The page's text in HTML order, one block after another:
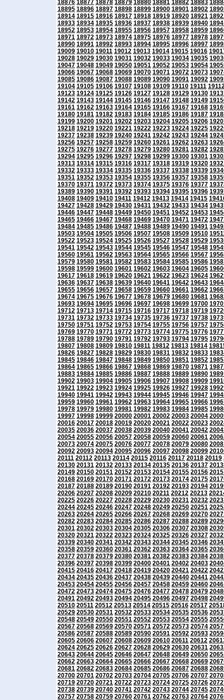
18876 18877 18878 18879 18880 18881 18882 18883
18895 18896 18897 18898 18899 18900 18901 18902
18914 18915 18916 18917 18918 18919 18920 18921
18933 18934 18935 18936 18937 18938 18939 18940
18952 18953 18954 18955 18956 18957 18958 18959
18971 18972 18973 18974 18975 18976 18977 18978
18990 18991 18992 18993 18994 18995 18996 18997
19009 19010 19011 19012 19013 19014 19015 19016
19028 19029 19030 19031 19032 19033 19034 19035
19047 19048 19049 19050 19051 19052 19053 19054
19066 19067 19068 19069 19070 19071 19072 19073
19085 19086 19087 19088 19089 19090 19091 19092
19104 19105 19106 19107 19108 19109 19110 19111
19123 19124 19125 19126 19127 19128 19129 19130
19142 19143 19144 19145 19146 19147 19148 19149
19161 19162 19163 19164 19165 19166 19167 19168
19180 19181 19182 19183 19184 19185 19186 19187
19199 19200 19201 19202 19203 19204 19205 19206
19218 19219 19220 19221 19222 19223 19224 19225
19237 19238 19239 19240 19241 19242 19243 19244
19256 19257 19258 19259 19260 19261 19262 19263
19275 19276 19277 19278 19279 19280 19281 19282
19294 19295 19296 19297 19298 19299 19300 19301
19313 19314 19315 19316 19317 19318 19319 19320
19332 19333 19334 19335 19336 19337 19338 19339
19351 19352 19353 19354 19355 19356 19357 19358
19370 19371 19372 19373 19374 19375 19376 19377
19389 19390 19391 19392 19393 19394 19395 19396
19408 19409 19410 19411 19412 19413 19414 19415
19427 19428 19429 19430 19431 19432 19433 19434
19446 19447 19448 19449 19450 19451 19452 19453
19465 19466 19467 19468 19469 19470 19471 19472
19484 19485 19486 19487 19488 19489 19490 19491
19503 19504 19505 19506 19507 19508 19509 19510
19522 19523 19524 19525 19526 19527 19528 19529
19541 19542 19543 19544 19545 19546 19547 19548
19560 19561 19562 19563 19564 19565 19566 19567
19579 19580 19581 19582 19583 19584 19585 19586
19598 19599 19600 19601 19602 19603 19604 19605
19617 19618 19619 19620 19621 19622 19623 19624
19636 19637 19638 19639 19640 19641 19642 19643
19655 19656 19657 19658 19659 19660 19661 19662
19674 19675 19676 19677 19678 19679 19680 19681
19693 19694 19695 19696 19697 19698 19699 19700
19712 19713 19714 19715 19716 19717 19718 19719
19731 19732 19733 19734 19735 19736 19737 19738
19750 19751 19752 19753 19754 19755 19756 19757
19769 19770 19771 19772 19773 19774 19775 19776
19788 19789 19790 19791 19792 19793 19794 19795
19807 19808 19809 19810 19811 19812 19813 19814
19826 19827 19828 19829 19830 19831 19832 19833
19845 19846 19847 19848 19849 19850 19851 19852
19864 19865 19866 19867 19868 19869 19870 19871
19883 19884 19885 19886 19887 19888 19889 19890
19902 19903 19904 19905 19906 19907 19908 19909
19921 19922 19923 19924 19925 19926 19927 19928
19940 19941 19942 19943 19944 19945 19946 19947
19959 19960 19961 19962 19963 19964 19965 19966
19978 19979 19980 19981 19982 19983 19984 19985
19997 19998 19999 20000 20001 20002 20003 20004
20016 20017 20018 20019 20020 20021 20022 20023
20035 20036 20037 20038 20039 20040 20041 20042
20054 20055 20056 20057 20058 20059 20060 20061
20073 20074 20075 20076 20077 20078 20079 20080
20092 20093 20094 20095 20096 20097 20098 20099
20111 20112 20113 20114 20115 20116 20117 20118 20119
20130 20131 20132 20133 20134 20135 20136 20137
20149 20150 20151 20152 20153 20154 20155 20156
20168 20169 20170 20171 20172 20173 20174 20175
20187 20188 20189 20190 20191 20192 20193 20194
20206 20207 20208 20209 20210 20211 20212 20213
20225 20226 20227 20228 20229 20230 20231 20232
20244 20245 20246 20247 20248 20249 20250 20251
20263 20264 20265 20266 20267 20268 20269 20270
20282 20283 20284 20285 20286 20287 20288 20289
20301 20302 20303 20304 20305 20306 20307 20308
20320 20321 20322 20323 20324 20325 20326 20327
20339 20340 20341 20342 20343 20344 20345 20346
20358 20359 20360 20361 20362 20363 20364 20365
20377 20378 20379 20380 20381 20382 20383 20384
20396 20397 20398 20399 20400 20401 20402 20403
20415 20416 20417 20418 20419 20420 20421 20422
20434 20435 20436 20437 20438 20439 20440 20441
20453 20454 20455 20456 20457 20458 20459 20460
20472 20473 20474 20475 20476 20477 20478 20479
20491 20492 20493 20494 20495 20496 20497 20498
20510 20511 20512 20513 20514 20515 20516 20517
20529 20530 20531 20532 20533 20534 20535 20536
20548 20549 20550 20551 20552 20553 20554 20555
20567 20568 20569 20570 20571 20572 20573 20574
20586 20587 20588 20589 20590 20591 20592 20593
20605 20606 20607 20608 20609 20610 20611 20612
20624 20625 20626 20627 20628 20629 20630 20631
20643 20644 20645 20646 20647 20648 20649 20650
20662 20663 20664 20665 20666 20667 20668 20669
20681 20682 20683 20684 20685 20686 20687 20688
20700 20701 20702 20703 20704 20705 20706 20707
20719 20720 20721 20722 20723 20724 20725 20726
20738 20739 20740 20741 20742 20743 20744 20745
20757 20758 20759 20760 20761 20762 20763 20764